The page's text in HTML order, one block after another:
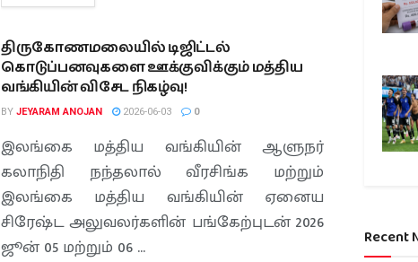
திருகோணமலையில் டிஜிட்டல்
கொடுப்பனவுகளை ஊக்குவிக்கும் மத்திய
வங்கியின் விசேட நிகழ்வு!
BY JEYARAM ANOJAN 2026-06-03 0
இலங்கை மத்திய வங்கியின் ஆளுநர்
கலாநிதி நந்தலால் வீரசிங்க மற்றும்
இலங்கை மத்திய வங்கியின் ஏனைய
சிரேஷ்ட அலுவலர்களின் பங்கேற்புடன் 2026
ஜூன் 05 மற்றும் 06 ...
Recent